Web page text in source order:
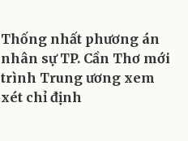
Thống nhất phương án
nhân sự TP. Cần Thơ mới
trình Trung ương xem
xét chỉ định